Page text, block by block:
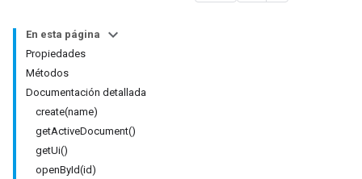
En esta página
Propiedades
Métodos
Documentación detallada
create(name)
getActiveDocument()
getUi()
openById(id)